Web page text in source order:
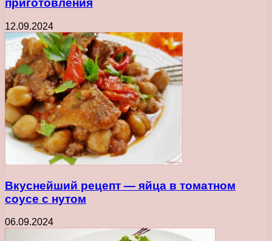
приготовления
12.09.2024
Вкуснейший рецепт — яйца в томатном
соусе с нутом
06.09.2024